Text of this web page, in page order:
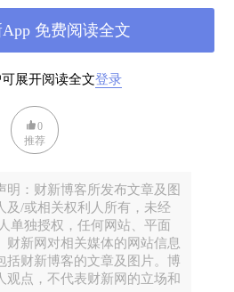
展开阅读全文登录
免费阅读全文
0
推荐
：财新博客所发布文章及图
及/或相关权利人所有，未经
单独授权，任何网站、平面
财新网对相关媒体的网站信息
括财新博客的文章及图片。博
观点，不代表财新网的立场和